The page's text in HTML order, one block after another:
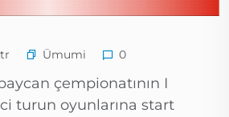
tr Ümumi 0
çempionatının I
turun oyunlarına start